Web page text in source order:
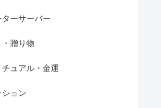
ターサーバー
・贈り物
チュアル・金運
ション